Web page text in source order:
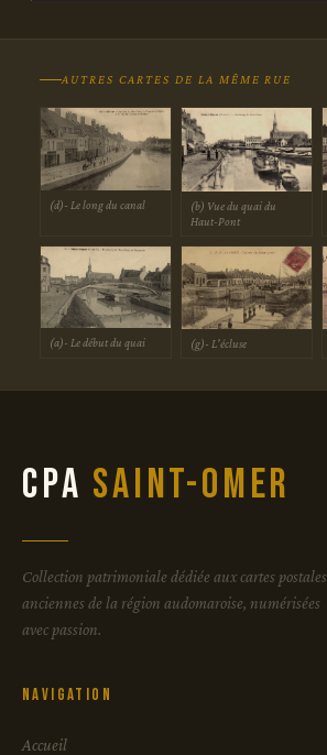
AUTRES CARTES DE LA MÊME RUE
(d)- Le long du canal
(b) Vue du quai du
Haut-Pont
(a)- Le début du quai (g)- L'écluse
CPA Saint-Omer
Collection patrimoniale dédiée aux cartes postales
anciennes de la région audomaroise, numérisées
avec passion.
Navigation
Accueil